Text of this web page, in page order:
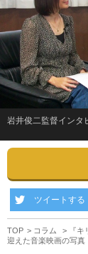
岩井俊二監督インタ
ツイートする
TOP コラム
『
迎えた音楽映画の写真